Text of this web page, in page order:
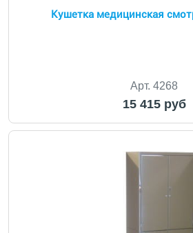
Кушетка медицинская
Арт. 4268
15 415 руб